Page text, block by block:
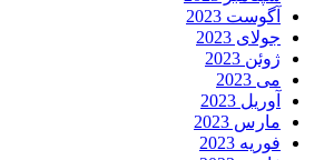
آگوست 2023
جولای 2023
ژوئن 2023
می 2023
آوریل 2023
مارس 2023
فوریه 2023